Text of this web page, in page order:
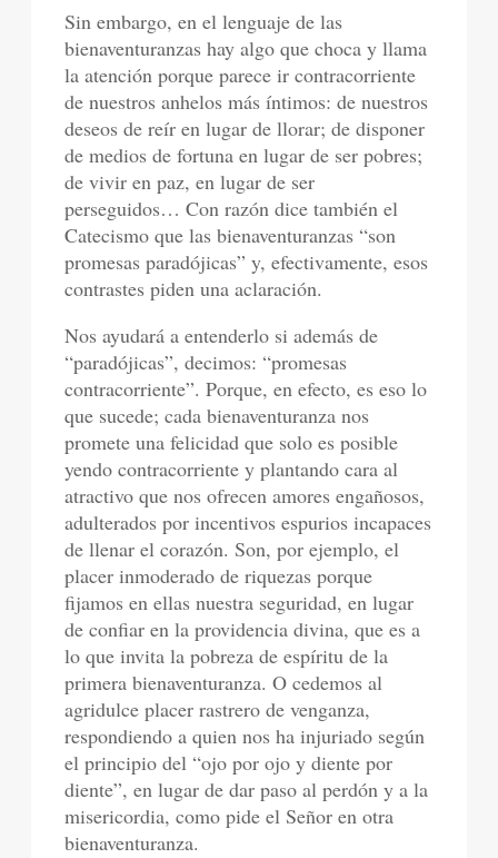
Sin embargo, en el lenguaje de las
bienaventuranzas hay algo que choca y llama
la atención porque parece ir contracorriente
de nuestros anhelos más íntimos: de nuestros
deseos de reír en lugar de llorar; de disponer
de medios de fortuna en lugar de ser pobres;
de vivir en paz, en lugar de ser
perseguidos… Con razón dice también el
Catecismo que las bienaventuranzas “son
promesas paradójicas” y, efectivamente, esos
contrastes piden una aclaración.
Nos ayudará a entenderlo si además de
“paradójicas”, decimos: “promesas
contracorriente”. Porque, en efecto, es eso lo
que sucede; cada bienaventuranza nos
promete una felicidad que solo es posible
yendo contracorriente y plantando cara al
atractivo que nos ofrecen amores engañosos,
adulterados por incentivos espurios incapaces
de llenar el corazón. Son, por ejemplo, el
placer inmoderado de riquezas porque
fijamos en ellas nuestra seguridad, en lugar
de confiar en la providencia divina, que es a
lo que invita la pobreza de espíritu de la
primera bienaventuranza. O cedemos al
agridulce placer rastrero de venganza,
respondiendo a quien nos ha injuriado según
el principio del “ojo por ojo y diente por
diente”, en lugar de dar paso al perdón y a la
misericordia, como pide el Señor en otra
bienaventuranza.